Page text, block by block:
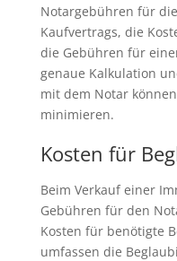
Notargebühren für
Kaufvertrags, die
die Gebühren für
genaue Kalkulation
mit dem Notar
minimieren.
Kosten für
Beim Verkauf einer
Gebühren für den
Kosten für benötigte
umfassen die